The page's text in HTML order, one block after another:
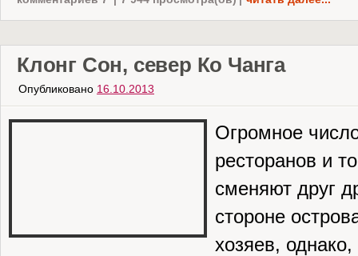
Клонг Сон, север Ко Чанга
Опубликовано 16.10.2013
Огромное
ресторанов и
сменяют друг
стороне
хозяев,